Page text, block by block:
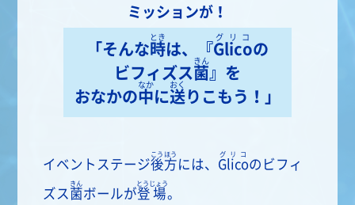
ミッションが！
「そんな 時
とき
は、『Glico
グリコ
の
ビフィズス 菌
きん
』を
おなかの中
なか
に送
おく
りこもう！」
イベントステージ後方
こうほう
には、 Glico
グリコ
のビフィ
ズス 菌
きん
ボールが登場
とうじょう
。